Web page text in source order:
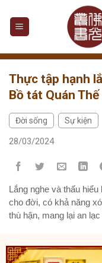
content
Thực tập hạnh
Bồ tát Quán
Đời sống Sự kiện
28/03/2024
Lắng nghe và thấu
cho đời, có khả năng
thù hận, mang lại an